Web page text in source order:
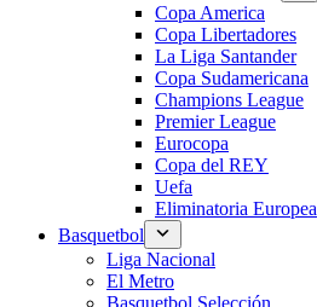
Copa America
Copa Libertadores
La Liga Santander
Copa Sudamericana
Champions League
Premier League
Eurocopa
Copa del REY
Uefa
Eliminatoria Europea
Basquetbol
Liga Nacional
El Metro
Basquetbol Selección